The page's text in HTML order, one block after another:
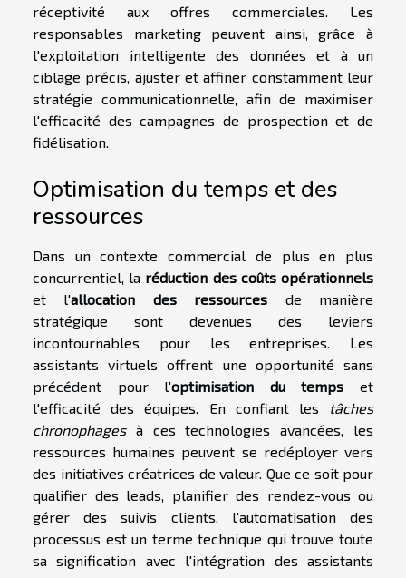
réceptivité aux offres commerciales. Les
responsables marketing peuvent ainsi, grâce à
l'exploitation intelligente des données et à un
ciblage précis, ajuster et affiner constamment leur
stratégie communicationnelle, afin de maximiser
l'efficacité des campagnes de prospection et de
fidélisation.
Optimisation du temps et des
ressources
Dans un contexte commercial de plus en plus
concurrentiel, la réduction des coûts opérationnels
et l'allocation des ressources de manière
stratégique sont devenues des leviers
incontournables pour les entreprises. Les
assistants virtuels offrent une opportunité sans
précédent pour l'optimisation du temps et
l'efficacité des équipes. En confiant les
tâches
chronophagesà ces technologies avancées, les
ressources humaines peuvent se redéployer vers
des initiatives créatrices de valeur. Que ce soit pour
qualifier des leads, planifier des rendez-vous ou
gérer des suivis clients, l'automatisation des
processus est un terme technique qui trouve toute
sa signification avec l'intégration des assistants